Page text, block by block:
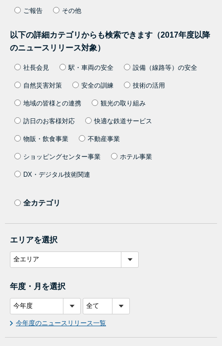
ご報告 その他
以下の詳細カテゴリからも検索できます（2017年度以降
のニュースリリース対象）
社長会見 駅・車両の安全 設備（線路等）の安全
自然災害対策 安全の訓練 技術の活用
地域の皆様との連携 観光の取り組み
訪日のお客様対応 快適な鉄道サービス
物販・飲食事業 不動産事業
ショッピングセンター事業 ホテル事業
DX・デジタル技術関連
全カテゴリ
エリアを選択
年度・月を選択
今年度のニュースリリース一覧